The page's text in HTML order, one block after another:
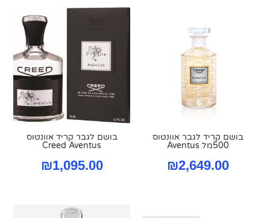
בושם קריד לגבר אוונטוס
500מל Aventus
₪2,649.00
בושם לגבר קריד אוונטוס
Creed Aventus
₪1,095.00